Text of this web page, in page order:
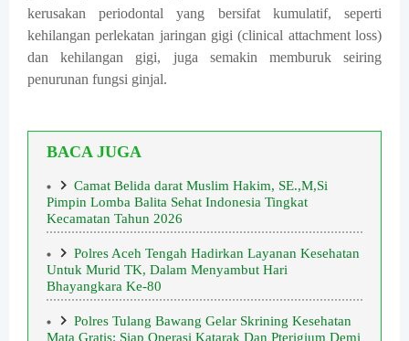
kerusakan periodontal yang bersifat kumulatif, seperti
kehilangan perlekatan jaringan gigi (clinical attachment loss)
dan kehilangan gigi, juga semakin memburuk seiring
penurunan fungsi ginjal.
BACA JUGA
Camat Belida darat Muslim Hakim, SE.,M,Si
Pimpin Lomba Balita Sehat Indonesia Tingkat
Kecamatan Tahun 2026
Polres Aceh Tengah Hadirkan Layanan Kesehatan
Untuk Murid TK, Dalam Menyambut Hari
Bhayangkara Ke-80
Polres Tulang Bawang Gelar Skrining Kesehatan
Mata Gratis: Siap Operasi Katarak Dan Pterigium Demi